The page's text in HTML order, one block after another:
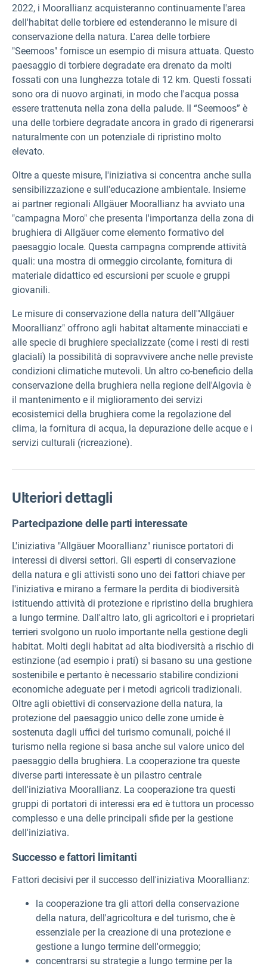
2022, i Moorallianz acquisteranno continuamente l'area
dell'habitat delle torbiere ed estenderanno le misure di
conservazione della natura. L'area delle torbiere
"Seemoos" fornisce un esempio di misura attuata. Questo
paesaggio di torbiere degradate era drenato da molti
fossati con una lunghezza totale di 12 km. Questi fossati
sono ora di nuovo arginati, in modo che l'acqua possa
essere trattenuta nella zona della palude. Il “Seemoos” è
una delle torbiere degradate ancora in grado di rigenerarsi
naturalmente con un potenziale di ripristino molto
elevato.
Oltre a queste misure, l'iniziativa si concentra anche sulla
sensibilizzazione e sull'educazione ambientale. Insieme
ai partner regionali Allgäuer Moorallianz ha avviato una
"campagna Moro" che presenta l'importanza della zona di
brughiera di Allgäuer come elemento formativo del
paesaggio locale. Questa campagna comprende attività
quali: una mostra di ormeggio circolante, fornitura di
materiale didattico ed escursioni per scuole e gruppi
giovanili.
Le misure di conservazione della natura dell'"Allgäuer
Moorallianz" offrono agli habitat altamente minacciati e
alle specie di brughiere specializzate (come i resti di resti
glaciali) la possibilità di sopravvivere anche nelle previste
condizioni climatiche mutevoli. Un altro co-beneficio della
conservazione della brughiera nella regione dell'Algovia è
il mantenimento e il miglioramento dei servizi
ecosistemici della brughiera come la regolazione del
clima, la fornitura di acqua, la depurazione delle acque e i
servizi culturali (ricreazione).
Ulteriori dettagli
Partecipazione delle parti interessate
L'iniziativa "Allgäuer Moorallianz" riunisce portatori di
interessi di diversi settori. Gli esperti di conservazione
della natura e gli attivisti sono uno dei fattori chiave per
l'iniziativa e mirano a fermare la perdita di biodiversità
istituendo attività di protezione e ripristino della brughiera
a lungo termine. Dall'altro lato, gli agricoltori e i proprietari
terrieri svolgono un ruolo importante nella gestione degli
habitat. Molti degli habitat ad alta biodiversità a rischio di
estinzione (ad esempio i prati) si basano su una gestione
sostenibile e pertanto è necessario stabilire condizioni
economiche adeguate per i metodi agricoli tradizionali.
Oltre agli obiettivi di conservazione della natura, la
protezione del paesaggio unico delle zone umide è
sostenuta dagli uffici del turismo comunali, poiché il
turismo nella regione si basa anche sul valore unico del
paesaggio della brughiera. La cooperazione tra queste
diverse parti interessate è un pilastro centrale
dell'iniziativa Moorallianz. La cooperazione tra questi
gruppi di portatori di interessi era ed è tuttora un processo
complesso e una delle principali sfide per la gestione
dell'iniziativa.
Successo e fattori limitanti
Fattori decisivi per il successo dell'iniziativa Moorallianz:
la cooperazione tra gli attori della conservazione
della natura, dell'agricoltura e del turismo, che è
essenziale per la creazione di una protezione e
gestione a lungo termine dell'ormeggio;
concentrarsi su strategie a lungo termine per la